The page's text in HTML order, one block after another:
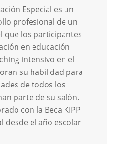
Especial es un
profesional de un
que los participantes
en educación
intensivo en el
su habilidad para
de todos los
parte de su salón.
con la Beca KIPP
desde el año escolar